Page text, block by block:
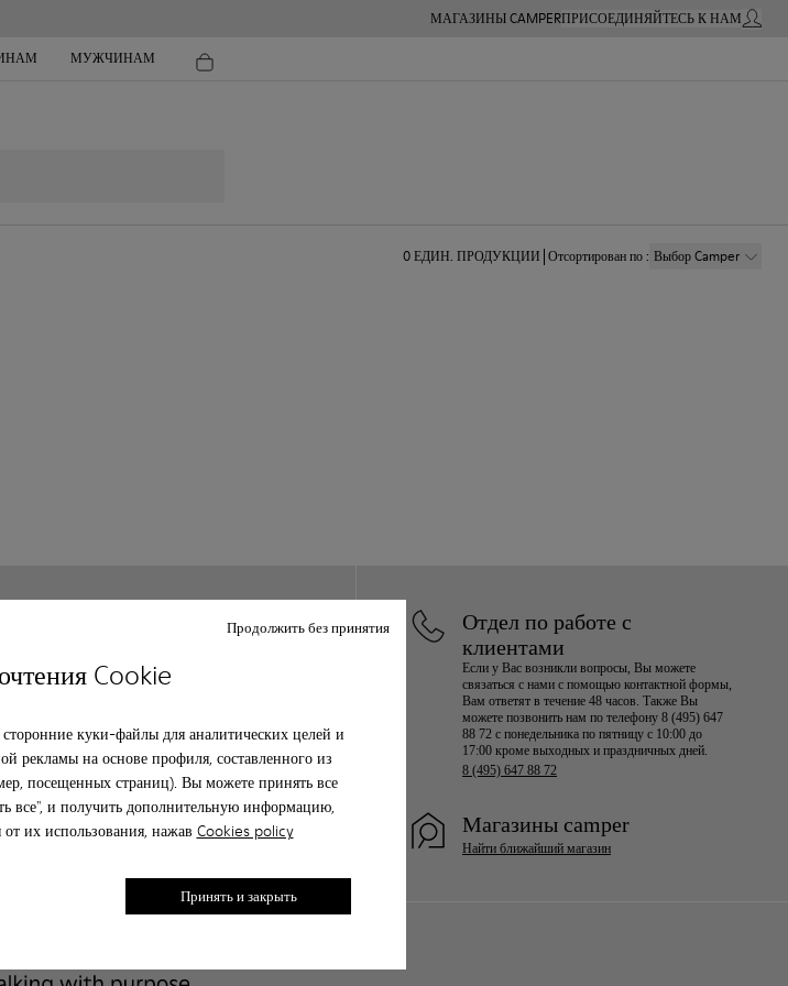
Cookie
куки-файлы для аналитических целей и
рекламы на основе профиля, составленного из
посещенных страниц). Вы можете принять все
все", и получить дополнительную информацию,
от их использования, нажав Cookies policy
Продолжить без принятия
Принять и закрыть
МАГАЗИНЫ CAMPERПРИСОЕДИНЯЙТЕСЬ К НАММОЙ
МУЖЧИНАМ
0ЕДИН. ПРОДУКЦИИ Отсортирован по: Выбор Camper
Camper together
Blog
Отдел по работе с
клиентами
Если у Вас возникли вопросы, Вы можете
связаться с нами с помощью контактной формы,
Вам ответят в течение 48 часов. Также Вы
можете позвонить нам по телефону 8 (495) 647
88 72 с понедельника по пятницу с 10:00 до
17:00 кроме выходных и праздничных дней.
8 (495) 647 88 72
Магазины camper
Найти ближайший магазин